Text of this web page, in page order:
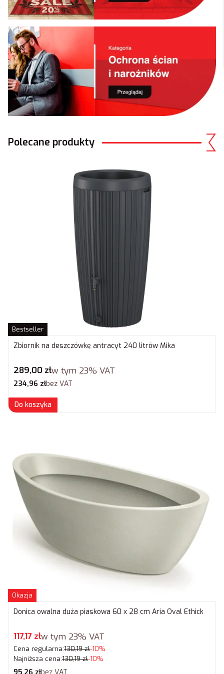
Polecane produkty
Bestseller
Zbiornik na deszczówkę antracyt 240 litrów Mika
Cena brutto
289,00 złw tym 23% VAT
Cena netto
234,96 złbez VAT
Do koszyka
Okazja
Donica owalna duża piaskowa 60 x 28 cm Aria Oval Ethick
Cena promocyjna brutto
117,17 złw tym 23% VAT
Cena regularna:130,19 zł-10%
Najniższa cena:130,19 zł-10%
Cena netto